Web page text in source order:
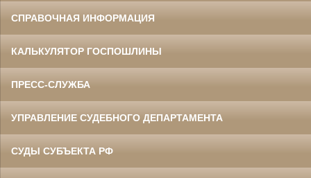
СПРАВОЧНАЯ ИНФОРМАЦИЯ
КАЛЬКУЛЯТОР ГОСПОШЛИНЫ
ПРЕСС-СЛУЖБА
УПРАВЛЕНИЕ СУДЕБНОГО ДЕПАРТАМЕНТА
СУДЫ СУБЪЕКТА РФ